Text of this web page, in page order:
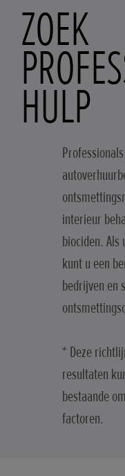
ZOEK
HULP
interieur
biociden.
kunt u een
bedrijven en
* Deze
resultaten
bestaande
factoren.